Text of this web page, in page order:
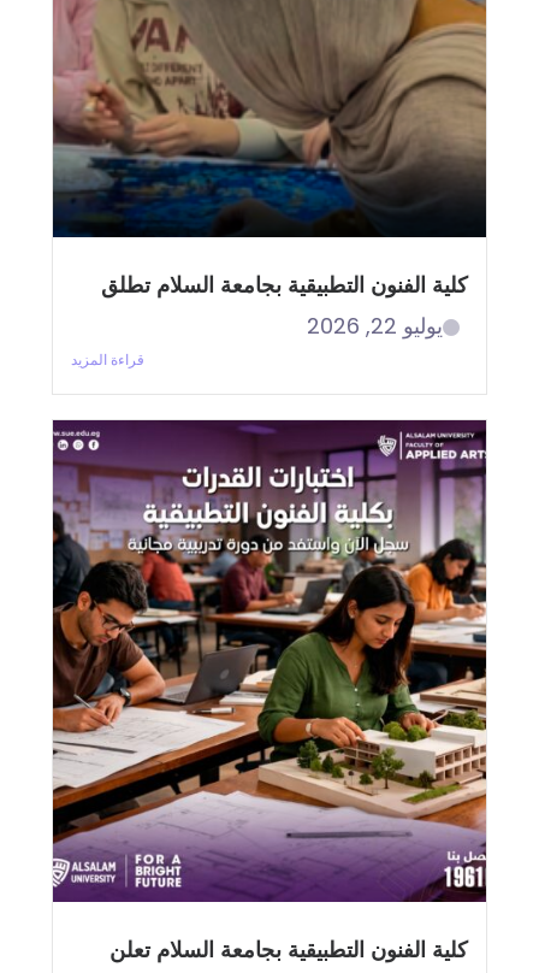
كلية الفنون التطبيقية بجامعة السلام تطلق
يوليو 22, 2026
قراءة المزيد
كلية الفنون التطبيقية بجامعة السلام تعلن